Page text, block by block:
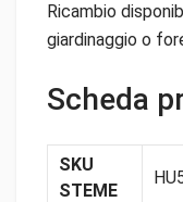
Ricambio
giardinaggio o
Scheda
SKU
STEME